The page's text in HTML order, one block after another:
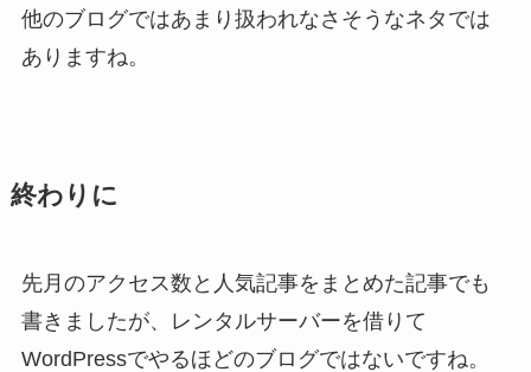
他のブログではあまり扱われなさそうなネタでは
ありますね。
終わりに
先月のアクセス数と人気記事をまとめた記事でも
書きましたが、レンタルサーバーを借りて
WordPressでやるほどのブログではないですね。